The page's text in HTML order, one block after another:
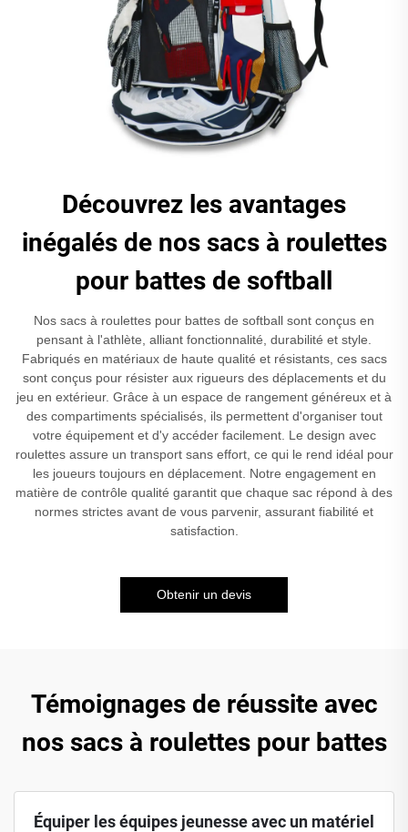
Découvrez les avantages
inégalés de nos sacs à roulettes
pour battes de softball
Nos sacs à roulettes pour battes de softball sont conçus en
pensant à l'athlète, alliant fonctionnalité, durabilité et style.
Fabriqués en matériaux de haute qualité et résistants, ces sacs
sont conçus pour résister aux rigueurs des déplacements et du
jeu en extérieur. Grâce à un espace de rangement généreux et à
des compartiments spécialisés, ils permettent d'organiser tout
votre équipement et d'y accéder facilement. Le design avec
roulettes assure un transport sans effort, ce qui le rend idéal pour
les joueurs toujours en déplacement. Notre engagement en
matière de contrôle qualité garantit que chaque sac répond à des
normes strictes avant de vous parvenir, assurant fiabilité et
satisfaction.
Obtenir un devis
Témoignages de réussite avec
nos sacs à roulettes pour battes
Équiper les équipes jeunesse avec un matériel